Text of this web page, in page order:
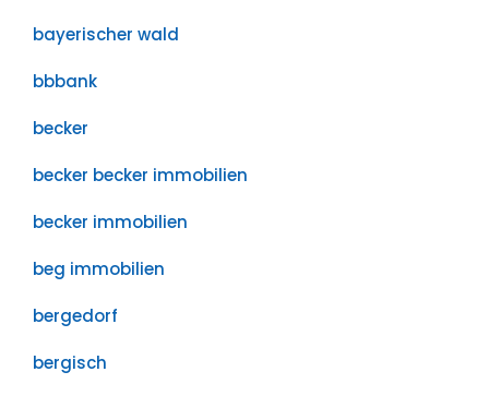
bayerischer wald
bbbank
becker
becker becker immobilien
becker immobilien
beg immobilien
bergedorf
bergisch